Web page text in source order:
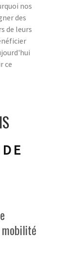
nos
des
de leurs
ce